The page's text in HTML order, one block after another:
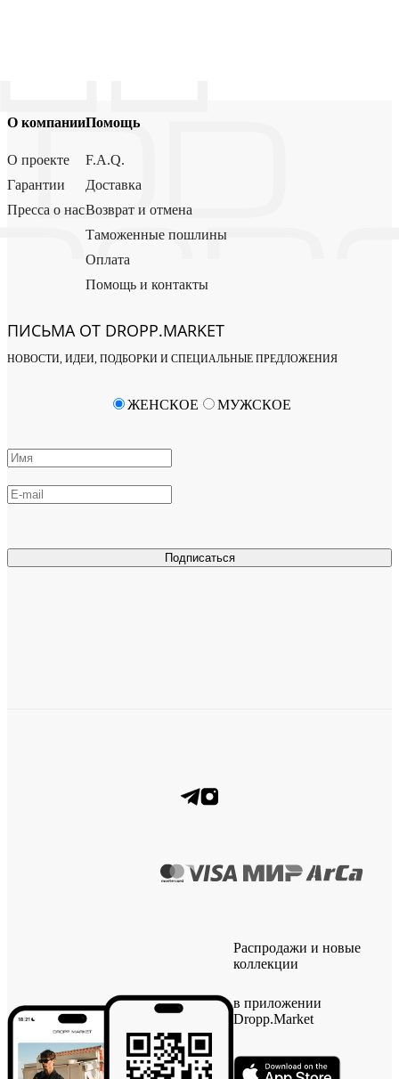
О компании
О проекте
Гарантии
Пресса о нас
Помощь
F.A.Q.
Доставка
Возврат и отмена
Таможенные пошлины
Оплата
Помощь и контакты
ПИСЬМА ОТ DROPP.MARKET
НОВОСТИ, ИДЕИ, ПОДБОРКИ И СПЕЦИАЛЬНЫЕ ПРЕДЛОЖЕНИЯ
Подписаться
ЖЕНСКОЕ МУЖСКОЕ
Распродажи и новые
коллекции
в приложении
Dropp.Market